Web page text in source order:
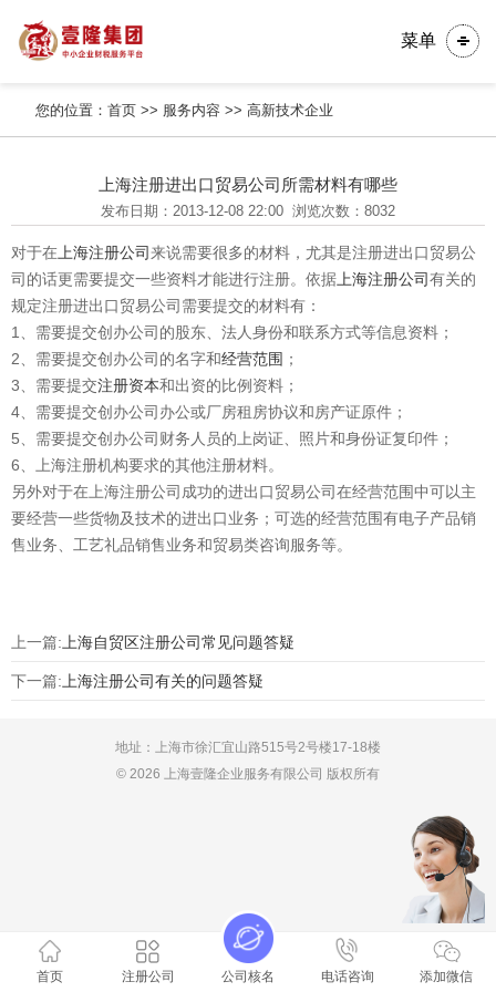
菜单
您的位置：首页 >> 服务内容 >>高新技术企业
上海注册进出口贸易公司所需材料有哪些
发布日期：2013-12-08 22:00 浏览次数：8032
对于在 上海注册公司来说需要很多的材料，尤其是注册进出口贸易公
司的话更需要提交一些资料才能进行注册。依据 上海注册公司有关的
规定注册进出口贸易公司需要提交的材料有：
1、需要提交创办公司的股东、法人身份和联系方式等信息资料；
2、需要提交创办公司的名字和经营范围 ；
3、需要提交注册资本和出资的比例资料；
4、需要提交创办公司办公或厂房租房协议和房产证原件；
5、需要提交创办公司财务人员的上岗证、照片和身份证复印件；
6、上海注册机构要求的其他注册材料。
另外对于在上海注册公司成功的进出口贸易公司在经营范围中可以主
要经营一些货物及技术的进出口业务；可选的经营范围有电子产品销
售业务、工艺礼品销售业务和贸易类咨询服务等。
上一篇: 上海自贸区注册公司常见问题答疑
下一篇: 上海注册公司有关的问题答疑
地址：上海市徐汇宜山路515号2号楼17-18楼
© 2026 上海壹隆企业服务有限公司 版权所有
首页 注册公司 公司核名 电话咨询 添加微信